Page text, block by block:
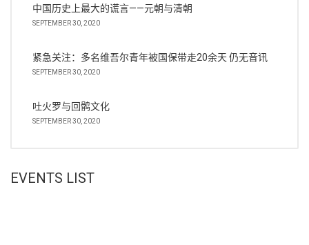
中国历史上最大的谎言——元朝与清朝
SEPTEMBER 30, 2020
紧急关注：多名维吾尔青年被国保带走20余天 仍无音讯
SEPTEMBER 30, 2020
吐火罗与回鹘文化
SEPTEMBER 30, 2020
EVENTS LIST